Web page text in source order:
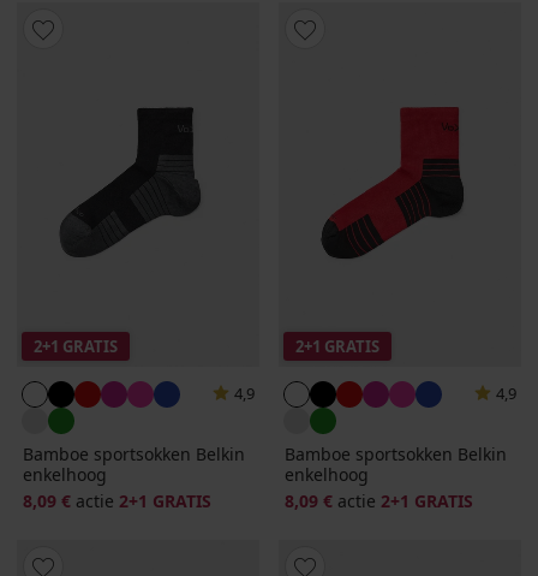
2+1 GRATIS
4,9
Bamboe sportsokken Belkin
enkelhoog
8,09 € actie 2+1 GRATIS
2+1 GRATIS
4,9
Bamboe sportsokken Belkin
enkelhoog
8,09 € actie 2+1 GRATIS